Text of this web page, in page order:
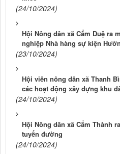
(24/10/2024)
Hội Nông dân xã Cẩm Duệ ra
nghiệp Nhà hàng sự kiện
(23/10/2024)
Hội viên nông dân xã Thanh
các hoạt động xây dựng khu
(24/10/2024)
Hội Nông dân xã Cẩm Thành
tuyến đường
(24/10/2024)